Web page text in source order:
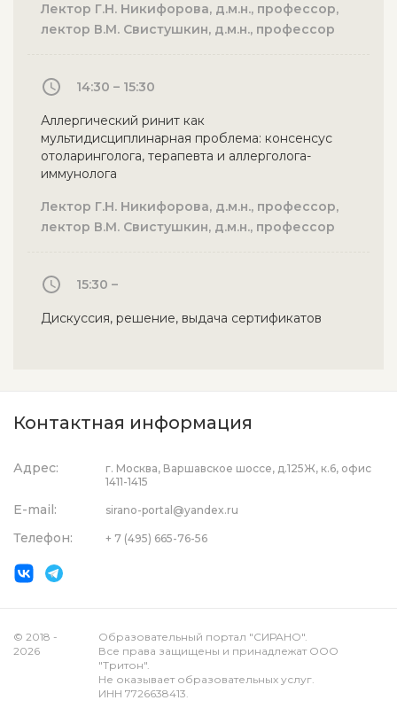
Лектор Г.Н. Никифорова, д.м.н., профессор,
лектор В.М. Свистушкин, д.м.н., профессор
14:30 – 15:30
Аллергический ринит как
мультидисциплинарная проблема: консенсус
отоларинголога, терапевта и аллерголога-
иммунолога
Лектор Г.Н. Никифорова, д.м.н., профессор,
лектор В.М. Свистушкин, д.м.н., профессор
15:30 –
Дискуссия, решение, выдача сертификатов
Контактная информация
Адрес:
г. Москва, Варшавское шоссе, д.125Ж, к.6, офис
1411-1415
E-mail: sirano-portal@yandex.ru
Телефон: + 7 (495) 665-76-56
© 2018 -
2026
Образовательный портал "СИРАНО".
Все права защищены и принадлежат ООО
"Тритон".
Не оказывает образовательных услуг.
ИНН 7726638413.